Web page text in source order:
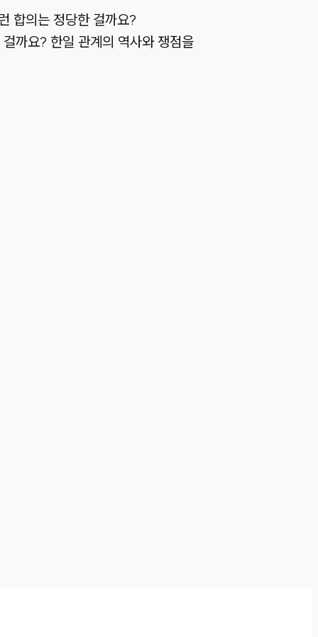
합의는 정당한 걸까요?
까요? 한일 관계의 역사와 쟁점을